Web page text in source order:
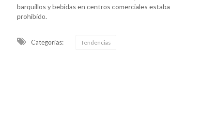
barquillos y bebidas en centros comerciales estaba
prohibido.
Categorias: Tendencias